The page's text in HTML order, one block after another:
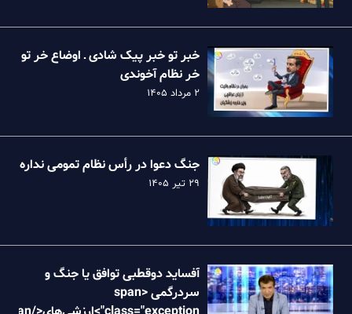
خبر تو خبر پیک شادی ـ اوضاع خر تو
خر نظام آخوندی
۲ مرداد ۱۴۰۵
جنگ دعوا در رأس نظام تمومی نداره
۲۹ تیر ۱۴۰۵
آفساید دوقطبی توافق یا جنگ و
سردرگمی <span